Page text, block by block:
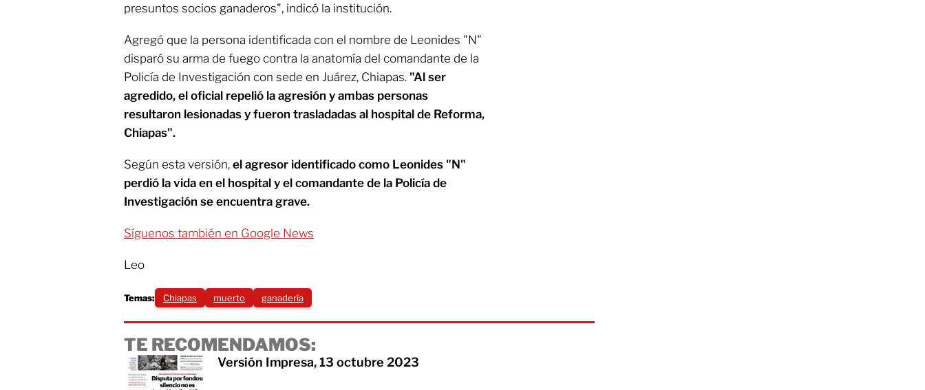
presuntos socios ganaderos", indicó la institución.
Agregó que la persona identificada con el nombre de Leonides "N"
disparó su arma de fuego contra la anatomía del comandante de la
Policía de Investigación con sede en Juárez, Chiapas. "Al ser
agredido, el oficial repelió la agresión y ambas personas
resultaron lesionadas y fueron trasladadas al hospital de Reforma,
Chiapas".
Según esta versión, el agresor identificado como Leonides "N"
perdió la vida en el hospital y el comandante de la Policía de
Investigación se encuentra grave.
Síguenos también en Google News
Leo
Temas: Chiapas muerto ganadería
TE RECOMENDAMOS:
Versión Impresa, 13 octubre 2023